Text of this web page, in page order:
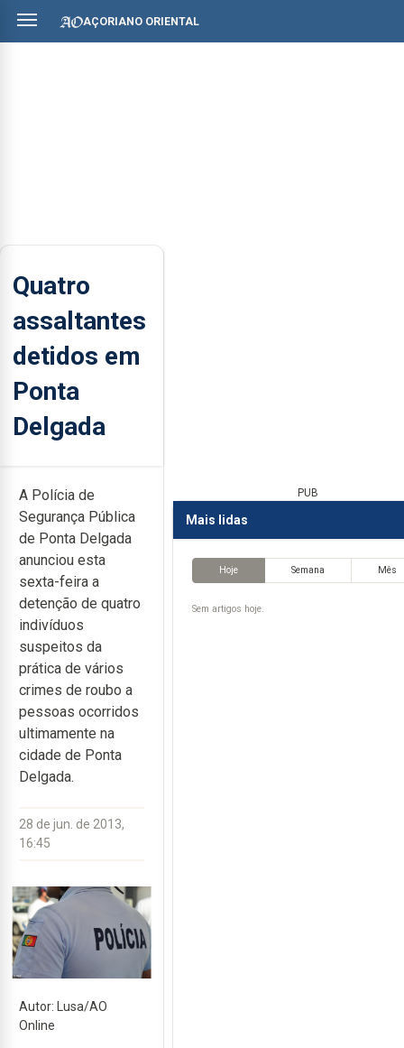
AÇORIANO ORIENTAL
Quatro
assaltantes
detidos em
Ponta
Delgada
A Polícia de
Segurança Pública
de Ponta Delgada
anunciou esta
sexta-feira a
detenção de quatro
indivíduos
suspeitos da
prática de vários
crimes de roubo a
pessoas ocorridos
ultimamente na
cidade de Ponta
Delgada.
28 de jun. de 2013,
16:45
Autor: Lusa/AO
Online
PUB
Mais lidas
Hoje Semana Mês
Sem artigos hoje.